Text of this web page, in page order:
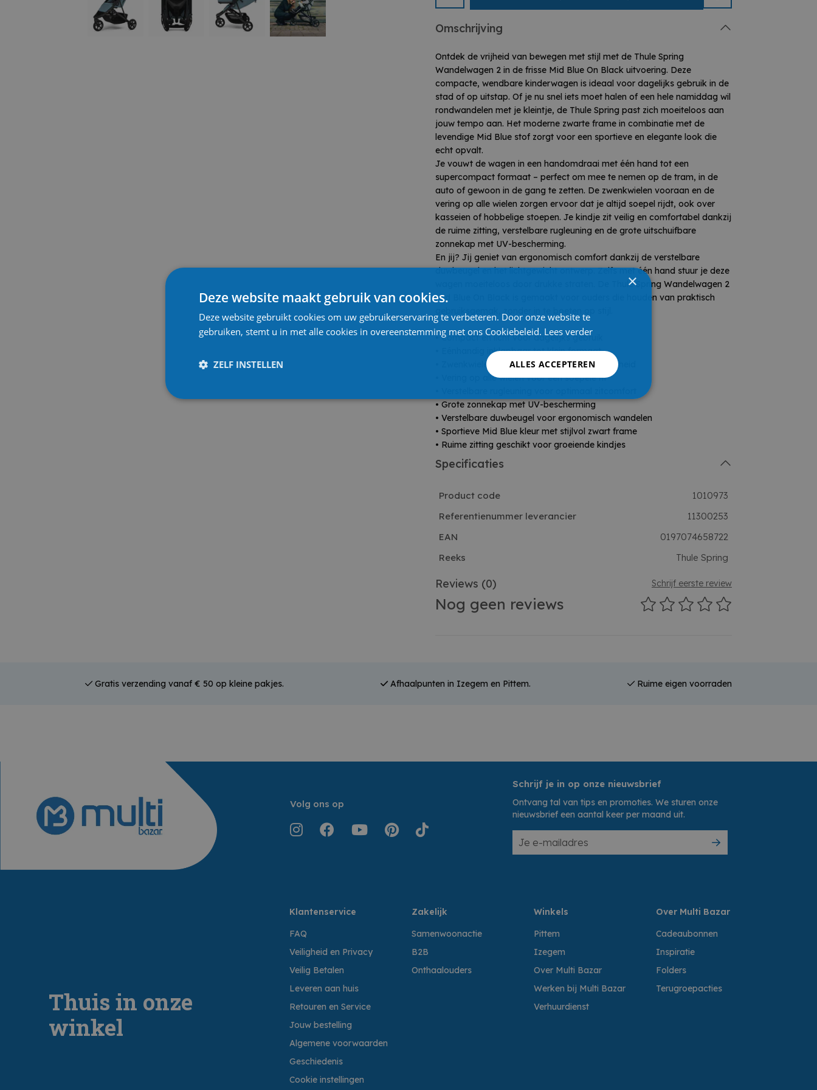
ouders die houden van praktisch gebruiksgemak, zonder in te
boeten op stijl.
• Eénhandig inklapbaar tot klein formaat
• Zwenkwielen vooraan voor extra wendbaarheid
• Vering op alle wielen voor een soepele rit
• Verstelbare rugleuning voor optimaal zitcomfort
• Grote zonnekap met UV-bescherming
• Verstelbare duwbeugel voor ergonomisch wandelen
• Sportieve Mid Blue kleur met stijlvol zwart frame
• Ruime zitting geschikt voor groeiende kindjes
Omschrijving
Ontdek de vrijheid van bewegen met stijl met de Thule Spring
Wandelwagen 2 in de frisse Mid Blue On Black uitvoering. Deze
compacte, wendbare kinderwagen is ideaal voor dagelijks gebruik in de
stad of op uitstap. Of je nu snel iets moet halen of een hele namiddag wil
rondwandelen met je kleintje, de Thule Spring past zich moeiteloos aan
jouw tempo aan. Het moderne zwarte frame in combinatie met de
levendige Mid Blue stof zorgt voor een sportieve en elegante look die
echt opvalt.
Je vouwt de wagen in een handomdraai met één hand tot een
supercompact formaat – perfect om mee te nemen op de tram, in de
auto of gewoon in de gang te zetten. De zwenkwielen vooraan en de
vering op alle wielen zorgen ervoor dat je altijd soepel rijdt, ook over
kasseien of hobbelige stoepen. Je kindje zit veilig en comfortabel dankzij
de ruime zitting, verstelbare rugleuning en de grote uitschuifbare
zonnekap met UV-bescherming.
En jij? Jij geniet van ergonomisch comfort dankzij de verstelbare
duwbeugel en het lichtgewicht ontwerp. Zelfs met één hand stuur je deze
wagen moeiteloos door drukke straten. De Thule Spring Wandelwagen 2
Mid Blue On Black is gemaakt voor ouders die houden van praktisch
gebruiksgemak, zonder in te boeten op stijl.
• Compact en licht voor dagelijks gebruik
• Eénhandig inklapbaar tot klein formaat
• Zwenkwielen vooraan voor extra wendbaarheid
• Vering op alle wielen voor een soepele rit
• Grote zonnekap met UV-bescherming
• Verstelbare duwbeugel voor ergonomisch wandelen
• Sportieve Mid Blue kleur met stijlvol zwart frame
• Ruime zitting geschikt voor groeiende kindjes
Specificaties
Product code
1010973
Referentienummer leverancier
11300253
EAN
0197074658722
Reeks
Thule Spring
Reviews (0) Schrijf eerste review
Nog geen reviews
Gratis verzending vanaf € 50 op kleine pakjes. Afhaalpunten in Izegem en Pittem. Ruime eigen voorraden
Volg ons op
Schrijf je in op onze nieuwsbrief
Ontvang tal van tips en promoties. We sturen onze
nieuwsbrief een aantal keer per maand uit.
Thuis in onze
winkel
Klantenservice
FAQ
Veiligheid en Privacy
Veilig Betalen
Leveren aan huis
Retouren en Service
Jouw bestelling
Algemene voorwaarden
Geschiedenis
Cookie instellingen
Zakelijk
Samenwoonactie
B2B
Onthaalouders
Winkels
Pittem
Izegem
Over Multi Bazar
Werken bij Multi Bazar
Verhuurdienst
Over Multi Bazar
Cadeaubonnen
Inspiratie
Folders
Terugroepacties
×
Deze website maakt gebruik van cookies.
Deze website gebruikt cookies om uw gebruikerservaring te verbeteren. Door onze website te
gebruiken, stemt u in met alle cookies in overeenstemming met ons Cookiebeleid. Lees verder
ALLES ACCEPTEREN
ZELF INSTELLEN